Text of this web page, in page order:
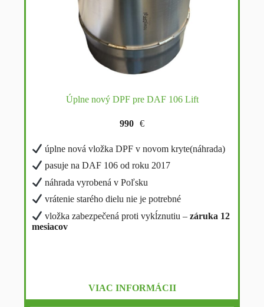
Úplne nový DPF pre DAF 106 Lift
990 €
úplne nová vložka DPF v novom kryte(náhrada)
pasuje na DAF 106 od roku 2017
náhrada vyrobená v Poľsku
vrátenie starého dielu nie je potrebné
vložka zabezpečená proti vykĺznutiu –záruka 12
mesiacov
VIAC INFORMÁCII